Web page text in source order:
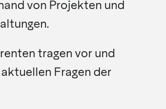
von Projekten und
tragen vor und
Fragen der